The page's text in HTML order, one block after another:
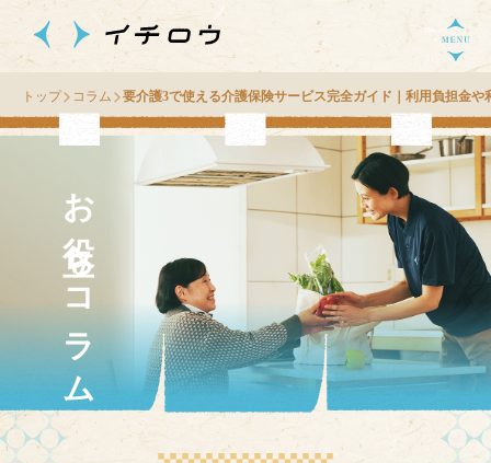
トップ コラム 要介護3で使える介護保険サービス完全ガイド｜利用負担金や
お役立ちコラム